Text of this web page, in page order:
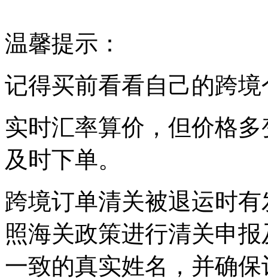
温馨提示：
记得买前看看自己的跨
实时汇率算价，但价格
及时下单。
跨境订单清关被退运时
照海关政策进行清关申
一致的真实姓名，并确